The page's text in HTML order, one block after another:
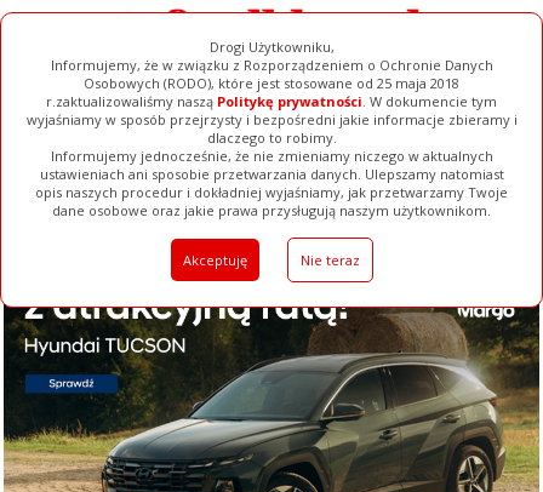
Drogi Użytkowniku,
Informujemy, że w związku z Rozporządzeniem o Ochronie Danych
Osobowych (RODO), które jest stosowane od 25 maja 2018
r.zaktualizowaliśmy naszą Politykę prywatności. W dokumencie tym
wyjaśniamy w sposób przejrzysty i bezpośredni jakie informacje zbieramy i
dlaczego to robimy.
Informujemy jednocześnie, że nie zmieniamy niczego w aktualnych
ustawieniach ani sposobie przetwarzania danych. Ulepszamy natomiast
opis naszych procedur i dokładniej wyjaśniamy, jak przetwarzamy Twoje
dane osobowe oraz jakie prawa przysługują naszym użytkownikom.
Akceptuję Nie teraz
Ogłoszenia Filmy Galerie Baza Firm Pełna Wersja